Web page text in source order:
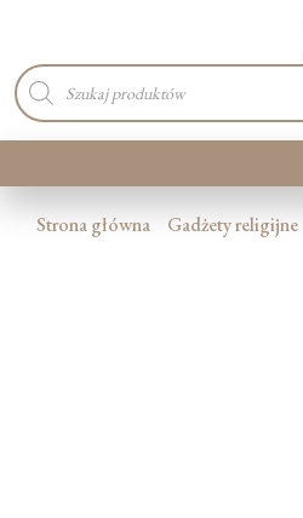
Wyszukiwarka
produktów
Kategorie produktów
Strona główna Gadżety religijne